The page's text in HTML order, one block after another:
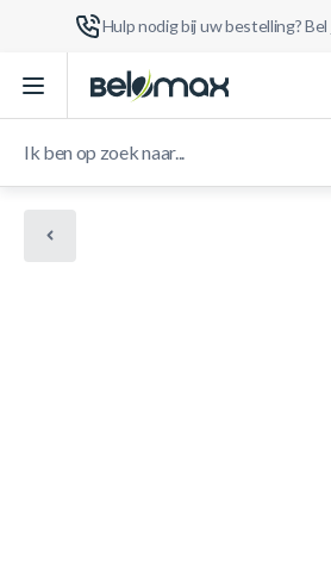
Hulp nodig bij uw bestelling? Bel
Ga naar de inhoud